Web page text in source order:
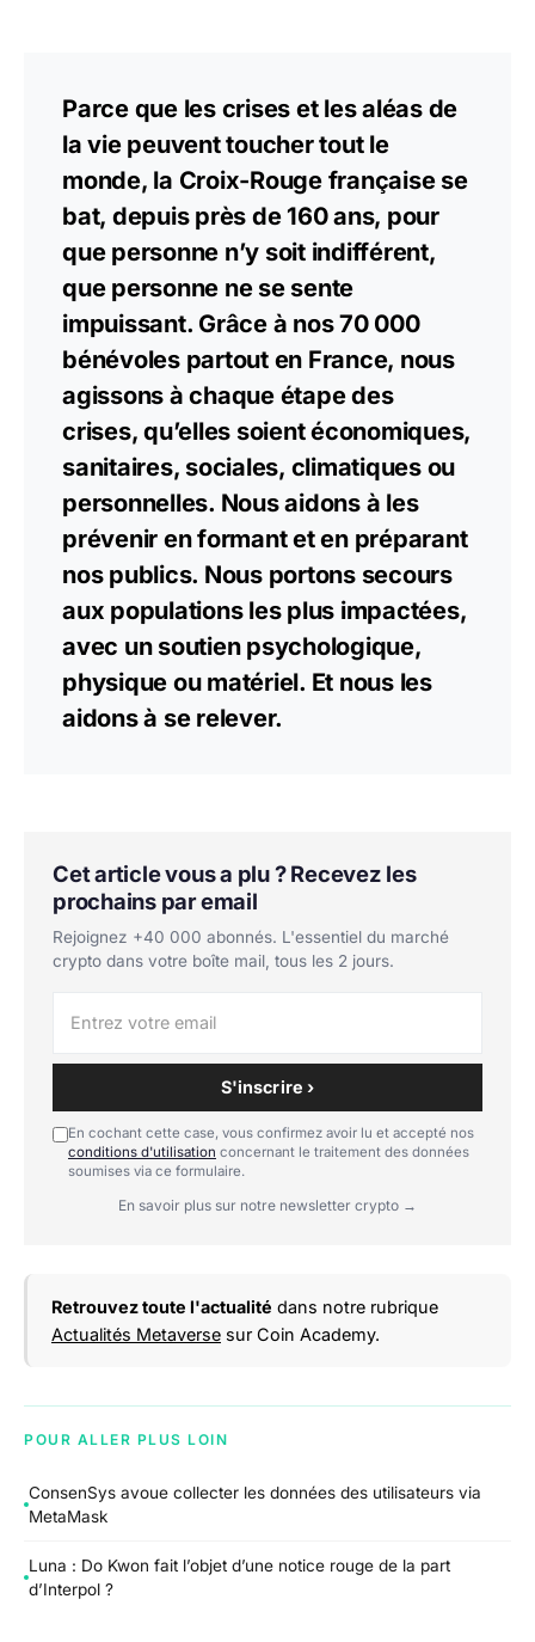
Parce que les crises et les aléas de
la vie peuvent toucher tout le
monde, la Croix-Rouge française se
bat, depuis près de 160 ans, pour
que personne n’y soit indifférent,
que personne ne se sente
impuissant. Grâce à nos 70 000
bénévoles partout en France, nous
agissons à chaque étape des
crises, qu’elles soient économiques,
sanitaires, sociales, climatiques ou
personnelles. Nous aidons à les
prévenir en formant et en préparant
nos publics. Nous portons secours
aux populations les plus impactées,
avec un soutien psychologique,
physique ou matériel. Et nous les
aidons à se relever.
Cet article vous a plu ? Recevez les
prochains par email
Rejoignez +40 000 abonnés. L'essentiel du marché
crypto dans votre boîte mail, tous les 2 jours.
S'inscrire ›
En cochant cette case, vous confirmez avoir lu et accepté nos
conditions d'utilisation concernant le traitement des données
soumises via ce formulaire.
En savoir plus sur notre newsletter crypto →
Retrouvez toute l'actualité dans notre rubrique
Actualités Metaverse sur Coin Academy.
POUR ALLER PLUS LOIN
ConsenSys avoue collecter les données des utilisateurs via
MetaMask
Luna : Do Kwon fait l’objet d’une notice rouge de la part
d’Interpol ?